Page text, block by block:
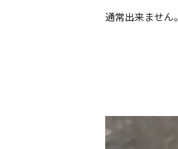
通常出来ません。